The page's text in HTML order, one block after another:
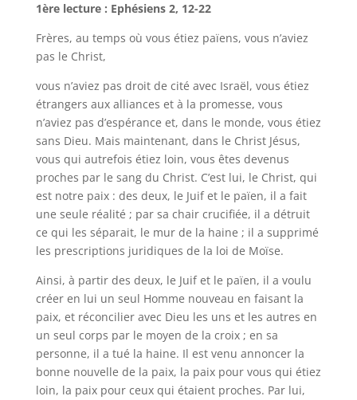
1ère lecture : Ephésiens 2, 12-22
Frères, au temps où vous étiez païens, vous n’aviez
pas le Christ,
vous n’aviez pas droit de cité avec Israël, vous étiez
étrangers aux alliances et à la promesse, vous
n’aviez pas d’espérance et, dans le monde, vous étiez
sans Dieu. Mais maintenant, dans le Christ Jésus,
vous qui autrefois étiez loin, vous êtes devenus
proches par le sang du Christ. C’est lui, le Christ, qui
est notre paix : des deux, le Juif et le païen, il a fait
une seule réalité ; par sa chair crucifiée, il a détruit
ce qui les séparait, le mur de la haine ; il a supprimé
les prescriptions juridiques de la loi de Moïse.
Ainsi, à partir des deux, le Juif et le païen, il a voulu
créer en lui un seul Homme nouveau en faisant la
paix, et réconcilier avec Dieu les uns et les autres en
un seul corps par le moyen de la croix ; en sa
personne, il a tué la haine. Il est venu annoncer la
bonne nouvelle de la paix, la paix pour vous qui étiez
loin, la paix pour ceux qui étaient proches. Par lui,